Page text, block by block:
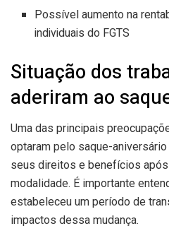
Possível aumento na
individuais do FGTS
Situação dos
aderiram ao
Uma das principais
optaram pelo saque-
seus direitos e benefícios
modalidade. É importante
estabeleceu um período de
impactos dessa mudança.